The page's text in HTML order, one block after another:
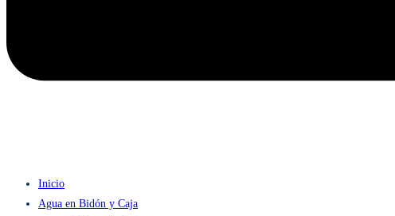
Inicio
Agua en Bidón y Caja